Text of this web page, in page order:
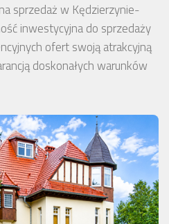
sprzedaż w Kędzierzynie-
inwestycyjna do sprzedaży
ofert swoją atrakcyjną
doskonałych warunków